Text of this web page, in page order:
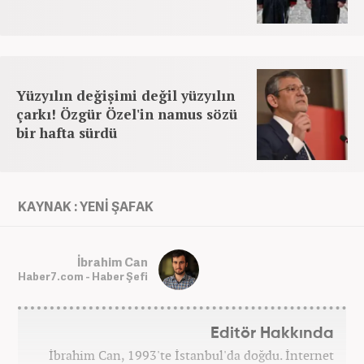
Yüzyılın değişimi değil yüzyılın
çarkı! Özgür Özel'in namus sözü
bir hafta sürdü
KAYNAK : YENİ ŞAFAK
İbrahim Can
Haber7.com - Haber Şefi
Editör Hakkında
İbrahim Can, 1993'te İstanbul'da doğdu. İnternet